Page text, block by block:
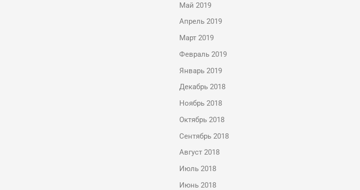
Май 2019
Апрель 2019
Март 2019
Февраль 2019
Январь 2019
Декабрь 2018
Ноябрь 2018
Октябрь 2018
Сентябрь 2018
Август 2018
Июль 2018
Июнь 2018